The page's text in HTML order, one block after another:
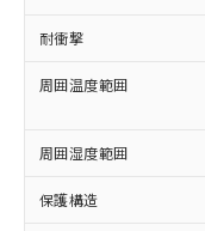
耐衝撃
周囲温度範囲
周囲湿度範囲
保護構造
準価格
正式
様の
ムロ
オム
六価クロム
類(PBB)
ルベンジル（
（DBP）
但し、RoHS指
適用除外項目は除
フタル酸エステ
図的な使用がな
Cr(Ⅵ)(六価クロ
ニル類) :
ル類) : 1000ppm、
DBP(フタル酸ジ
イソブチル) :
DEHP(フタル酸
可)を
当社
全に破
いよう
当社は
ル、
武器
一